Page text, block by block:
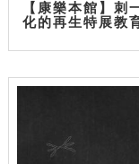
【康樂本館】刺
化的再生特展教